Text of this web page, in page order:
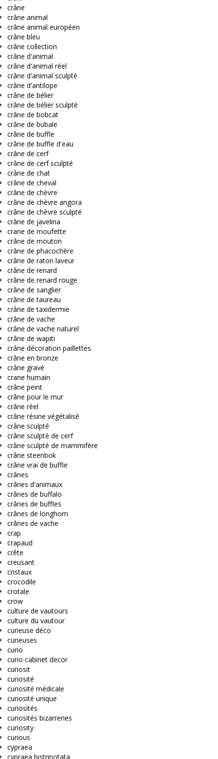
crâne
crâne animal
crâne animal européen
crâne bleu
crâne collection
crâne d'animal
crâne d'animal réel
crâne d'animal sculpté
crâne d'antilope
crâne de bélier
crâne de bélier sculpté
crâne de bobcat
crâne de bubale
crâne de buffle
crâne de buffle d'eau
crâne de cerf
crâne de cerf sculpté
crâne de chat
crâne de cheval
crâne de chèvre
crâne de chèvre angora
crâne de chèvre sculpté
crâne de javelina
crane de moufette
crâne de mouton
crâne de phacochère
crâne de raton laveur
crâne de renard
crâne de renard rouge
crâne de sanglier
crâne de taureau
crâne de taxidermie
crâne de vache
crâne de vache naturel
crâne de wapiti
crâne décoration paillettes
crâne en bronze
crâne gravé
crane humain
crâne peint
crâne pour le mur
crâne réel
crâne résine végétalisé
crâne sculpté
crâne sculpté de cerf
crâne sculpté de mammifère
crâne steenbok
crâne vrai de buffle
crânes
crânes d'animaux
crânes de buffalo
crânes de buffles
crânes de longhorn
crânes de vache
crap
crapaud
crête
creusant
cristaux
crocodile
crotale
crow
culture de vautours
culture du vautour
curieuse déco
curieuses
curio
curio cabinet decor
curiosit
curiosité
curiosité médicale
curiosité unique
curiosités
curiosités bizarreries
curiosity
curious
cypraea
cypraea bistrinotata